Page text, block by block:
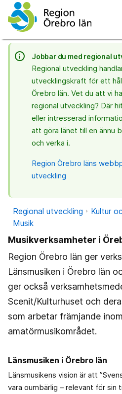
info_outline
Jobbar du med regional
Regional utveckling
utvecklingskraft för ett
Örebro län. Vet du att vi
regional utveckling? Där
eller intresserad
att göra länet till en ännu
och verka i.
Region Örebro läns
utveckling
Regional utveckling Kultur
Musik
Musikverksamheter i
Region Örebro län ger
Länsmusiken i Örebro län
ger också
Scenit/Kulturhuset och
som arbetar främjande inom
amatörmusikområdet.
Länsmusiken i Örebro län
Länsmusikens vision är att
vara oumbärlig – relevant för sin